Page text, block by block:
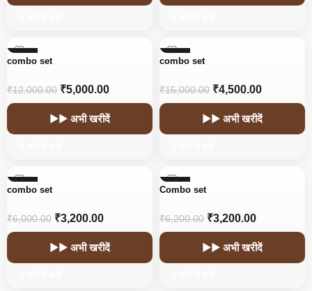
-58%
combo set
₹12,000.00 ₹5,000.00
▶▶ अभी खरीदें
-70%
combo set
₹15,000.00 ₹4,500.00
▶▶ अभी खरीदें
-47%
combo set
₹6,000.00 ₹3,200.00
▶▶ अभी खरीदें
-48%
Combo set
₹6,200.00 ₹3,200.00
▶▶ अभी खरीदें